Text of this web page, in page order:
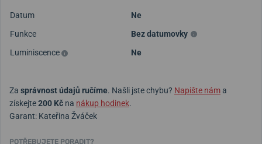
Datum
Ne
Funkce
Bez datumovky
Luminiscence
Ne
Za správnost údajů ručíme. Našli jste chybu? Napište náma
získejte200 Kč na nákup hodinek.
Garant: Kateřina Žváček
POTŘEBUJETE PORADIT?